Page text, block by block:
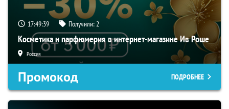
17:49:38 Получили:2
Косметика и парфюмерия в интернет-магазине Ив Роше
Россия
Промокод ПОДРОБНЕЕ